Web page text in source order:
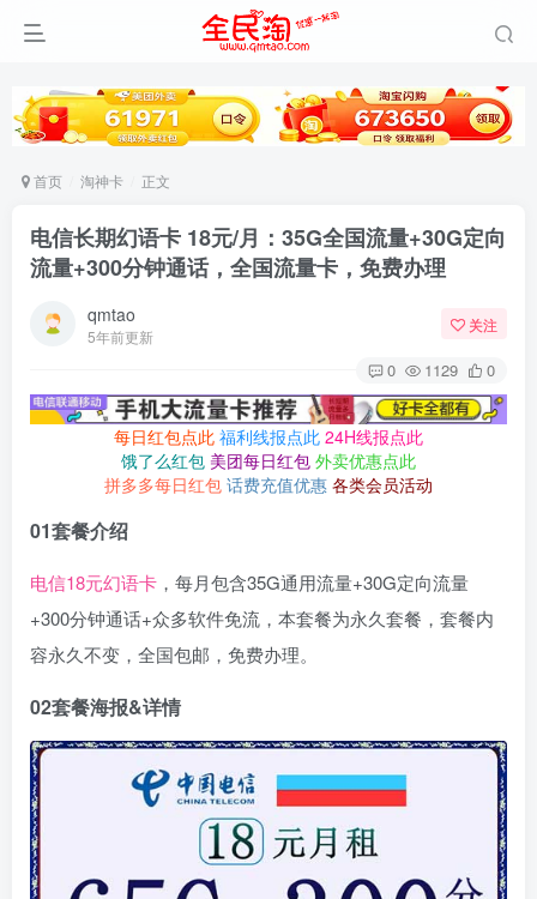
首页 淘神卡 正文
电信长期幻语卡 18元/月：35G全国流量+30G定向
流量+300分钟通话，全国流量卡，免费办理
qmtao
5年前更新
关注
0 1129 0
每日红包点此 福利线报点此 24H线报点此
饿了么红包 美团每日红包 外卖优惠点此
拼多多每日红包 话费充值优惠 各类会员活动
01套餐介绍
电信18元幻语卡 ，每月包含35G通用流量+30G定向流量
+300分钟通话+众多软件免流，本套餐为永久套餐，套餐内
容永久不变，全国包邮，免费办理。
02套餐海报&详情